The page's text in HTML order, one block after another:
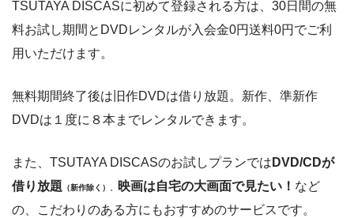
TSUTAYA DISCASに初めて登録される方は、30日間の無
料お試し期間とDVDレンタルが入会金0円送料0円でご利
用いただけます。
無料期間終了後は旧作DVDは借り放題。新作、準新作
DVDは１度に８本までレンタルできます。
また、TSUTAYA DISCASのお試しプランでは DVD/CDが
借り放題 （新作除く） 。 映画は自宅の大画面で見たい！ など
の、こだわりのある方にもおすすめのサービスです。